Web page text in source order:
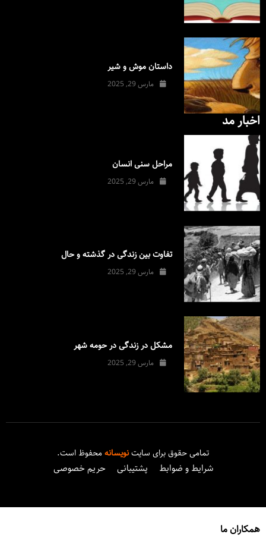
داستان موش و شیر
مارس 29, 2025
اخبار مد
مراحل سنی انسان
مارس 29, 2025
تفاوت بین زندگی در گذشته و حال
مارس 29, 2025
مشکل در زندگی در حومه شهر
مارس 29, 2025
تمامی حقوق برای سایتنویسانهمحفوظ است.
شرایط و ضوابط پشتیبانی حریم خصوصی
همکاران ما